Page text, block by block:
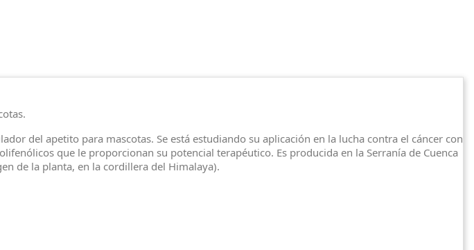
del apetito para mascotas. Se está estudiando su aplicación en la lucha contra el cáncer con
que le proporcionan su potencial terapéutico. Es producida en la Serranía de Cuenca
de la planta, en la cordillera del Himalaya).